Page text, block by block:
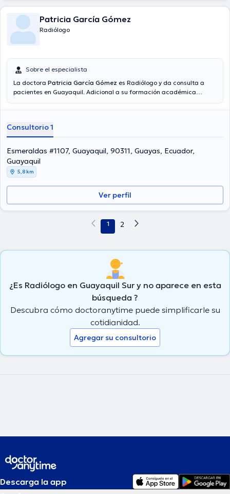
Patricia García Gómez
Radiólogo
Sobre el especialista
La doctora Patricia García Gómez es Radiólogo y da consulta a
pacientes en Guayaquil. Adicional a su formación académica
especialidad. La Dra. posee años de experiencia laboral en su
diversas asociaciones médicas. Patricia García Gómez ha
participado en cuantiosas conferencias con la intención de lograr
tener una formación continua en su campo de especialización y ha
compartido diferentes artículos.
Consultorio 1
Esmeraldas #1107, Guayaquil, 90311, Guayas, Ecuador,
Guayaquil
5,8 km
Ver perfil
1 2
¿Es Radiólogo en Guayaquil Sur y no aparece en esta
búsqueda ?
Descubra cómo doctoranytime puede simplificarle su
cotidianidad.
Agregar su consultorio
Descarga la app